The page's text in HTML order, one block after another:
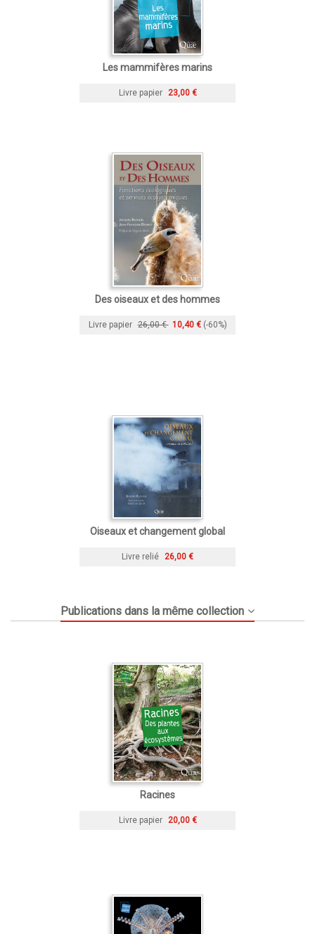
Les mammifères marins
Livre papier 23,00 €
Des oiseaux et des hommes
Livre papier 26,00 € 10,40 € (-60%)
Oiseaux et changement global
Livre relié 26,00 €
Publications dans la même collection
Racines
Livre papier 20,00 €